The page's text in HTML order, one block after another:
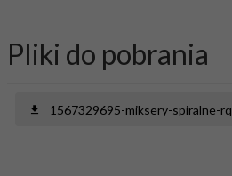
Pliki do pobrania
1567329695-miksery-spiralne-rq